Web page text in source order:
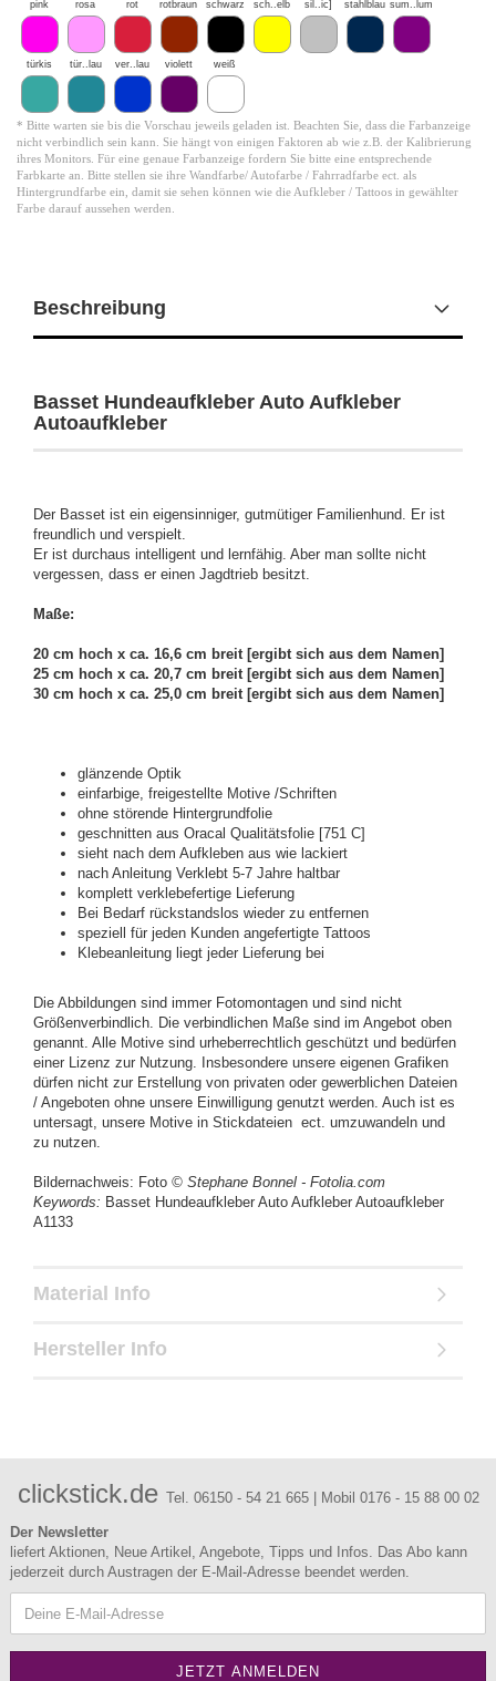
pink rosa rot rotbraun schwarz sch..elb sil..ic] stahlblau sum..lum
türkis tür..lau ver..lau violett weiß
* Bitte warten sie bis die Vorschau jeweils geladen ist. Beachten Sie, dass die Farbanzeige
nicht verbindlich sein kann. Sie hängt von einigen Faktoren ab wie z.B. der Kalibrierung
ihres Monitors. Für eine genaue Farbanzeige fordern Sie bitte eine entsprechende
Farbkarte an. Bitte stellen sie ihre Wandfarbe/ Autofarbe / Fahrradfarbe ect. als
Hintergrundfarbe ein, damit sie sehen können wie die Aufkleber / Tattoos in gewählter
Farbe darauf aussehen werden.
Beschreibung
Basset Hundeaufkleber Auto Aufkleber
Autoaufkleber
Der Basset ist ein eigensinniger, gutmütiger Familienhund. Er ist
freundlich und verspielt.
Er ist durchaus intelligent und lernfähig. Aber man sollte nicht
vergessen, dass er einen Jagdtrieb besitzt.
Maße:
20 cm hoch x ca. 16,6 cm breit [ergibt sich aus dem Namen]
25 cm hoch x ca. 20,7 cm breit [ergibt sich aus dem Namen]
30 cm hoch x ca. 25,0 cm breit [ergibt sich aus dem Namen]
glänzende Optik
einfarbige, freigestellte Motive /Schriften
ohne störende Hintergrundfolie
geschnitten aus Oracal Qualitätsfolie [751 C]
sieht nach dem Aufkleben aus wie lackiert
nach Anleitung Verklebt 5-7 Jahre haltbar
komplett verklebefertige Lieferung
Bei Bedarf rückstandslos wieder zu entfernen
speziell für jeden Kunden angefertigte Tattoos
Klebeanleitung liegt jeder Lieferung bei
Die Abbildungen sind immer Fotomontagen und sind nicht
Größenverbindlich. Die verbindlichen Maße sind im Angebot oben
genannt. Alle Motive sind urheberrechtlich geschützt und bedürfen
einer Lizenz zur Nutzung. Insbesondere unsere eigenen Grafiken
dürfen nicht zur Erstellung von privaten oder gewerblichen Dateien
/ Angeboten ohne unsere Einwilligung genutzt werden. Auch ist es
untersagt, unsere Motive in Stickdateien ect. umzuwandeln und
zu nutzen.
Bildernachweis: Foto © Stephane Bonnel - Fotolia.com
Keywords: Basset Hundeaufkleber Auto Aufkleber Autoaufkleber
A1133
Material Info
Hersteller Info
clickstick.de Tel. 06150 - 54 21 665 | Mobil 0176 - 15 88 00 02
Der Newsletter
liefert Aktionen, Neue Artikel, Angebote, Tipps und Infos. Das Abo kann
jederzeit durch Austragen der E-Mail-Adresse beendet werden.